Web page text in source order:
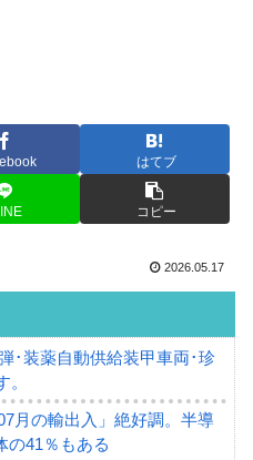
はてブ
コピー
2026.05.17
･装薬自動供給装甲車両･珍
月の輸出入」絶好調。半導
の41％もある